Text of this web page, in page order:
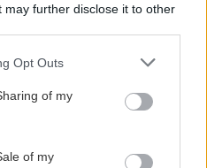
may further disclose it to other
Opt Outs
of my
of my
χώρα για
και βρίσκεται στην
10:19
όψη η λεωφόρος